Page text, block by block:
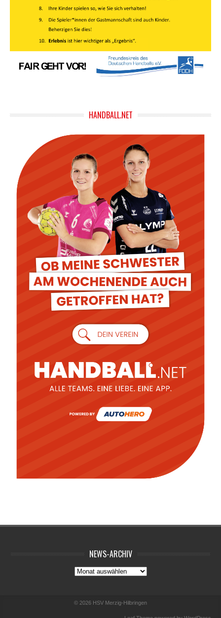
HANDBALL.NET
NEWS-ARCHIV
News-
Archiv
© 2026 HSV Merzig-Hilbringen